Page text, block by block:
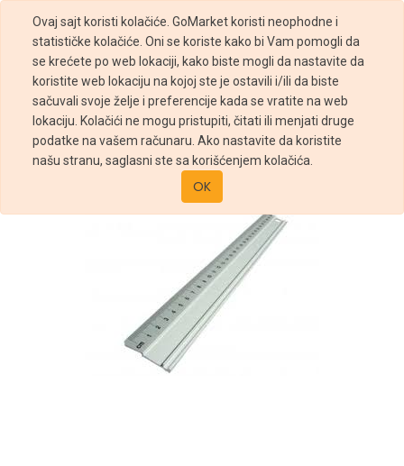
Ovaj sajt koristi kolačiće. GoMarket koristi neophodne i
statističke kolačiće. Oni se koriste kako bi Vam pomogli da
se krećete po web lokaciji, kako biste mogli da nastavite da
koristite web lokaciju na kojoj ste je ostavili i/ili da biste
sačuvali svoje želje i preferencije kada se vratite na web
lokaciju. Kolačići ne mogu pristupiti, čitati ili menjati druge
podatke na vašem računaru. Ako nastavite da koristite
našu stranu, saglasni ste sa korišćenjem kolačića.
OK
Prodavnica LENJIR 30CM PLASTICNI SA CRNOM SKALOM